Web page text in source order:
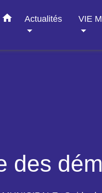
home Actualités VIE
des